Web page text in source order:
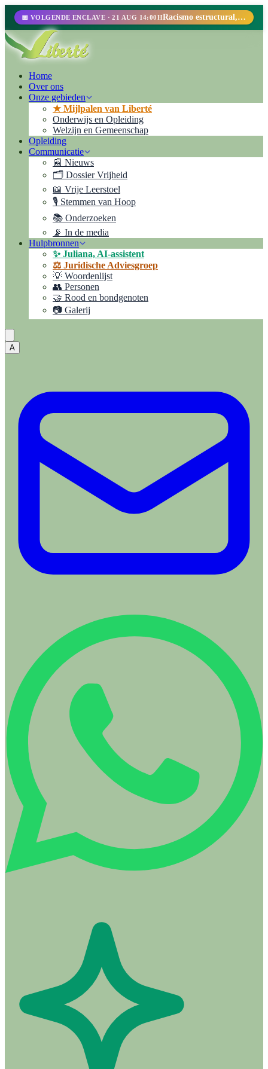
📅 VOLGENDE ENCLAVE · 21 AUG 14:00H Racismo estructural, perfilamiento racial y abolicionismo carcelario.
Home
Over ons
Onze gebieden
★ Mijlpalen van Liberté
Onderwijs en Opleiding
Welzijn en Gemeenschap
Opleiding
Communicatie
📰 Nieuws
🗂️ Dossier Vrijheid
📖 Vrije Leerstoel
🎙️ Stemmen van Hoop
📚 Onderzoeken
📡 In de media
Hulpbronnen
✨ Juliana, AI-assistent
⚖️ Juridische Adviesgroep
💡 Woordenlijst
👥 Personen
🤝 Rood en bondgenoten
📷 Galerij
A